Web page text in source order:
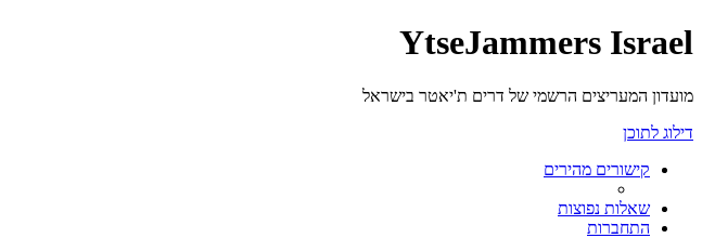
YtseJammers Israel
מועדון המעריצים הרשמי של דרים ת'יאטר בישראל
דילוג לתוכן
קישורים מהירים
שאלות נפוצות
התחברות